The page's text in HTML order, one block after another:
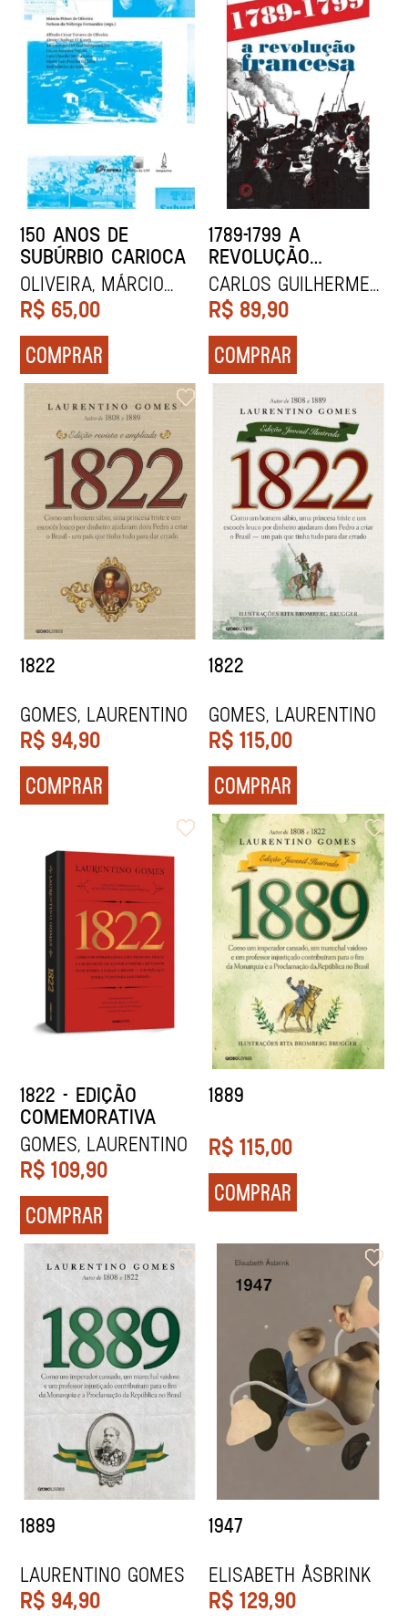
150 ANOS DE
SUBÚRBIO CARIOCA
Oliveira, Márcio
Piñon de
R$ 65,00
COMPRAR
1789-1799 A
REVOLUÇÃO
FRANCESA
CARLOS GUILHERME
MOTA
R$ 89,90
COMPRAR
1822
Gomes, Laurentino
R$ 94,90
COMPRAR
1822
Gomes, Laurentino
R$ 115,00
COMPRAR
1822 - EDIÇÃO
COMEMORATIVA
Gomes, Laurentino
R$ 109,90
COMPRAR
1889
R$ 115,00
COMPRAR
1889
Laurentino Gomes
R$ 94,90
1947
Elisabeth Åsbrink
R$ 129,90